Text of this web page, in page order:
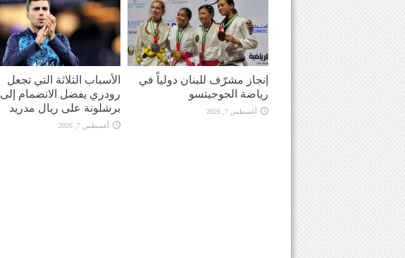
إنجاز مشرّف للبنان دولياً في
رياضة الجوجيتسو
أغسطس 7, 2026
الأسباب الثلاثة التي تجعل
رودري يفضل الانضمام إلى
برشلونة على ريال مدريد
أغسطس 7, 2026